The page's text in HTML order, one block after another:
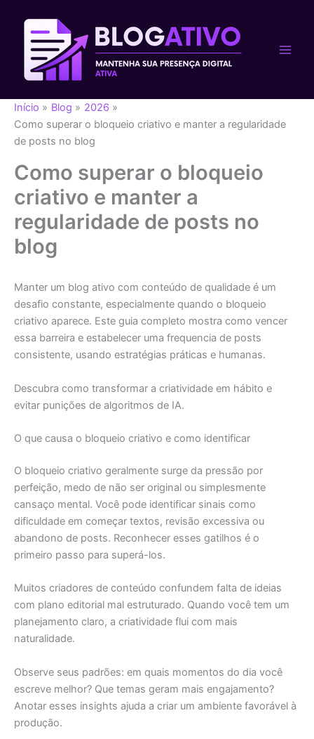
conteúdo
Início Blog
2026
Como superar o bloqueio criativo e manter a regularidade
de posts no blog
Como superar o bloqueio
criativo e manter a
regularidade de posts no
blog
Manter um blog ativo com conteúdo de qualidade é um
desafio constante, especialmente quando o bloqueio
criativo aparece. Este guia completo mostra como vencer
essa barreira e estabelecer uma frequencia de posts
consistente, usando estratégias práticas e humanas.
Descubra como transformar a criatividade em hábito e
evitar punições de algoritmos de IA.
O que causa o bloqueio criativo e como identificar
O bloqueio criativo geralmente surge da pressão por
perfeição, medo de não ser original ou simplesmente
cansaço mental. Você pode identificar sinais como
dificuldade em começar textos, revisão excessiva ou
abandono de posts. Reconhecer esses gatilhos é o
primeiro passo para superá-los.
Muitos criadores de conteúdo confundem falta de ideias
com plano editorial mal estruturado. Quando você tem um
planejamento claro, a criatividade flui com mais
naturalidade.
Observe seus padrões: em quais momentos do dia você
escreve melhor? Que temas geram mais engajamento?
Anotar esses insights ajuda a criar um ambiente favorável à
produção.